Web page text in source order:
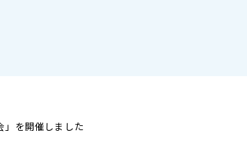
」を開催しました